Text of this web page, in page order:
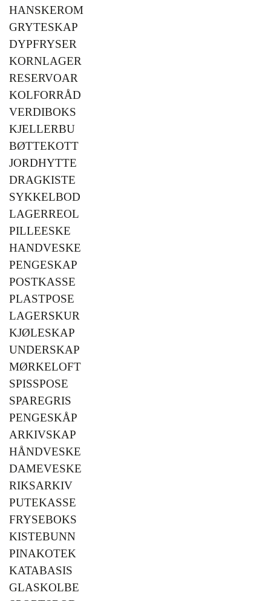
HANSKEROM
GRYTESKAP
DYPFRYSER
KORNLAGER
RESERVOAR
KOLFORRÅD
VERDIBOKS
KJELLERBU
BØTTEKOTT
JORDHYTTE
DRAGKISTE
SYKKELBOD
LAGERREOL
PILLEESKE
HANDVESKE
PENGESKAP
POSTKASSE
PLASTPOSE
LAGERSKUR
KJØLESKAP
UNDERSKAP
MØRKELOFT
SPISSPOSE
SPAREGRIS
PENGESKÅP
ARKIVSKAP
HÅNDVESKE
DAMEVESKE
RIKSARKIV
PUTEKASSE
FRYSEBOKS
KISTEBUNN
PINAKOTEK
KATABASIS
GLASKOLBE